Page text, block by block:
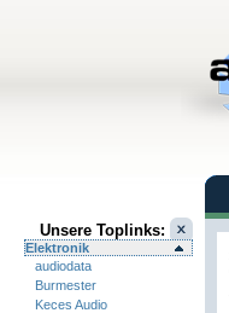
Unsere Toplinks:
Elektronik
audiodata
Burmester
Keces Audio